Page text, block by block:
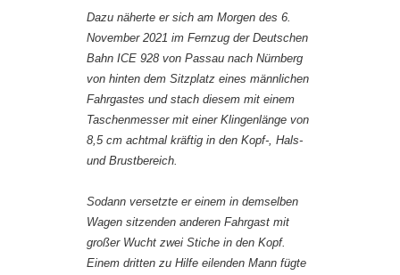
Dazu näherte er sich am Morgen des 6.
November 2021 im Fernzug der Deutschen
Bahn ICE 928 von Passau nach Nürnberg
von hinten dem Sitzplatz eines männlichen
Fahrgastes und stach diesem mit einem
Taschenmesser mit einer Klingenlänge von
8,5 cm achtmal kräftig in den Kopf-, Hals-
und Brustbereich.
Sodann versetzte er einem in demselben
Wagen sitzenden anderen Fahrgast mit
großer Wucht zwei Stiche in den Kopf.
Einem dritten zu Hilfe eilenden Mann fügte